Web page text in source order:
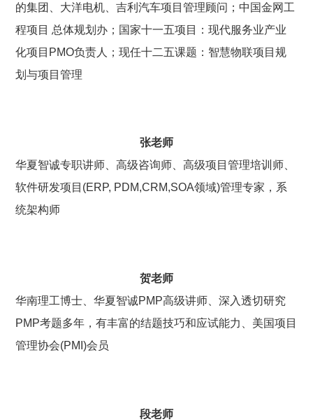
的集团、大洋电机、吉利汽车项目管理顾问；中国金网工
程项目 总体规划办；国家十一五项目：现代服务业产业
化项目PMO负责人；现任十二五课题：智慧物联项目规
划与项目管理
张老师
华夏智诚专职讲师、高级咨询师、高级项目管理培训师、
软件研发项目(ERP, PDM,CRM,SOA领域)管理专家，系
统架构师
贺老师
华南理工博士、华夏智诚PMP高级讲师、深入透切研究
PMP考题多年，有丰富的结题技巧和应试能力、 美国项目
管理协会(PMI)会员
段老师